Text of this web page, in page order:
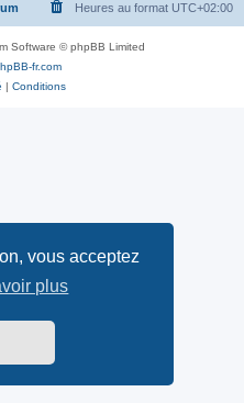
vous acceptez
plus
Heures au format UTC+02:00
Software © phpBB Limited
fr.com
| Conditions